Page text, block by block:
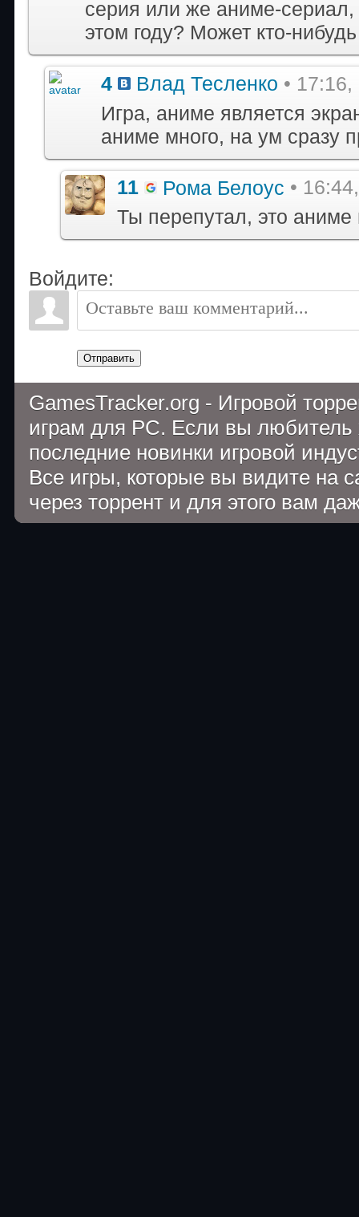
серия или же аниме-
этом году? Может кто-
4 Влад Тесленко •
Игра, аниме является
аниме много, на ум сразу
11 Рома Белоус •
Ты перепутал, это аниме
Войдите:
Отправить
GamesTracker.org - Игровой
играм для PC. Если вы
последние новинки игровой
Все игры, которые вы видите на
через торрент и для этого вам